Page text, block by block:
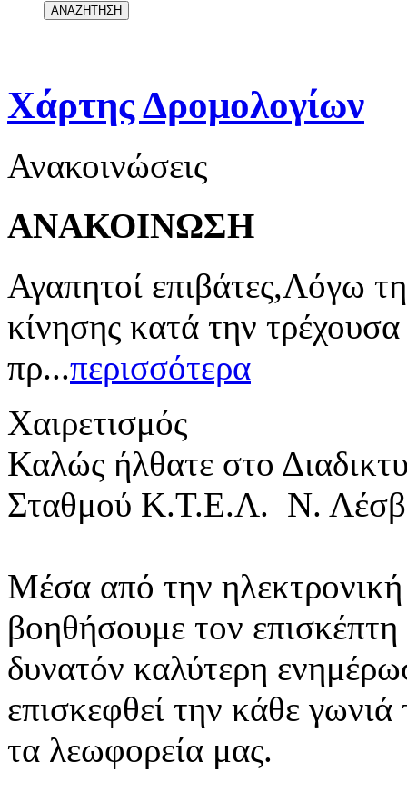
Χάρτης Δρομολογίων
Ανακοινώσεις
ΑΝΑΚΟΙΝΩΣΗ
Αγαπητοί επιβάτες,Λόγω
κίνησης κατά την
πρ...περισσότερα
Χαιρετισμός
Καλώς ήλθατε στο
Σταθμού Κ.Τ.Ε.Λ. Ν.
Μέσα από την ηλεκτρονική
βοηθήσουμε τον
δυνατόν καλύτερη
επισκεφθεί την κάθε
τα λεωφορεία μας.